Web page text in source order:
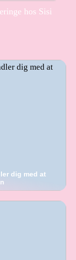
hos Sisi
dig med at